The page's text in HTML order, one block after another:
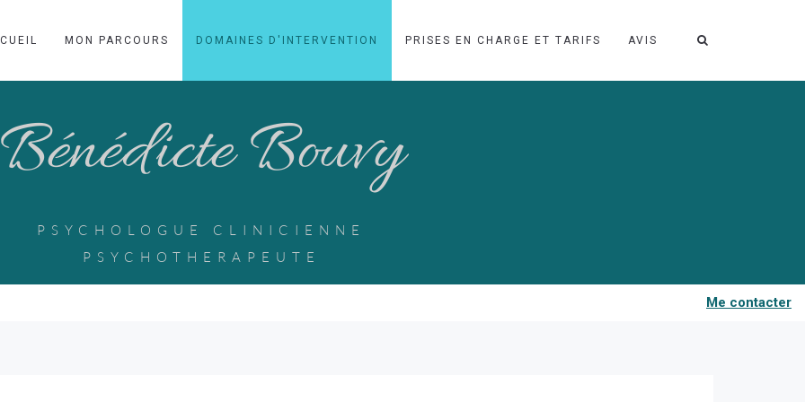
MON PARCOURS DOMAINES D'INTERVENTION PRISES EN CHARGE ET TARIFS AVIS
Bénédicte Bouvy
PSYCHOLOGUE CLINICIENNE
PSYCHOTHERAPEUTE
Me contacter